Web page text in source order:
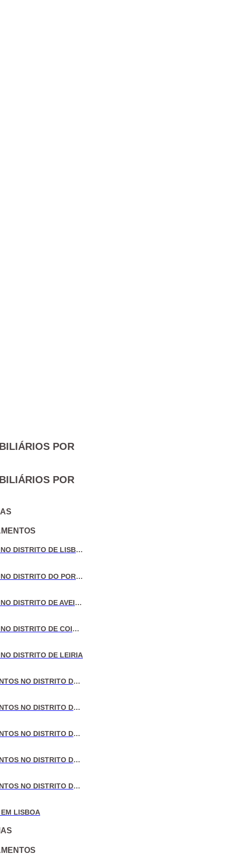
POR
POR
VENDA DE MORADIAS NO DISTRITO DE LISBOA
VENDA DE MORADIAS NO DISTRITO DO PORTO
VENDA DE MORADIAS NO DISTRITO DE AVEIRO
VENDA DE MORADIAS NO DISTRITO DE COIMBRA
DISTRITO DE LEIRIA
VENDA DE APARTAMENTOS NO DISTRITO DE LISBOA
VENDA DE APARTAMENTOS NO DISTRITO DO PORTO
VENDA DE APARTAMENTOS NO DISTRITO DE AVEIRO
VENDA DE APARTAMENTOS NO DISTRITO DE COIMBRA
VENDA DE APARTAMENTOS NO DISTRITO DE LEIRIA
LISBOA